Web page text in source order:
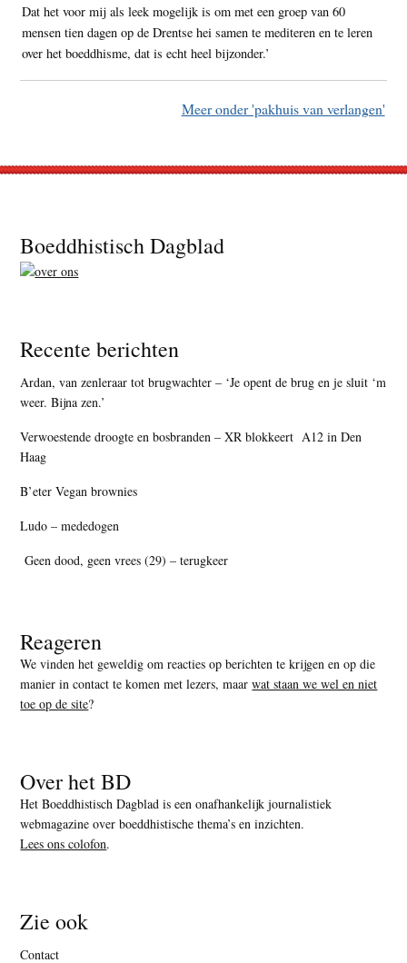
Dat het voor mij als leek mogelijk is om met een groep van 60
mensen tien dagen op de Drentse hei samen te mediteren en te leren
over het boeddhisme, dat is echt heel bijzonder.’
Meer onder 'pakhuis van verlangen'
Footer
Boeddhistisch Dagblad
Recente berichten
Ardan, van zenleraar tot brugwachter – ‘Je opent de brug en je sluit ‘m
weer. Bijna zen.’
Verwoestende droogte en bosbranden – XR blokkeert A12 in Den
Haag
B’eter Vegan brownies
Ludo – mededogen
Geen dood, geen vrees (29) – terugkeer
Reageren
We vinden het geweldig om reacties op berichten te krijgen en op die
manier in contact te komen met lezers, maarwat staan we wel en niet
toe op de site?
Over het BD
Het Boeddhistisch Dagblad is een onafhankelijk journalistiek
webmagazine over boeddhistische thema’s en inzichten.
Lees ons colofon.
Zie ook
Contact